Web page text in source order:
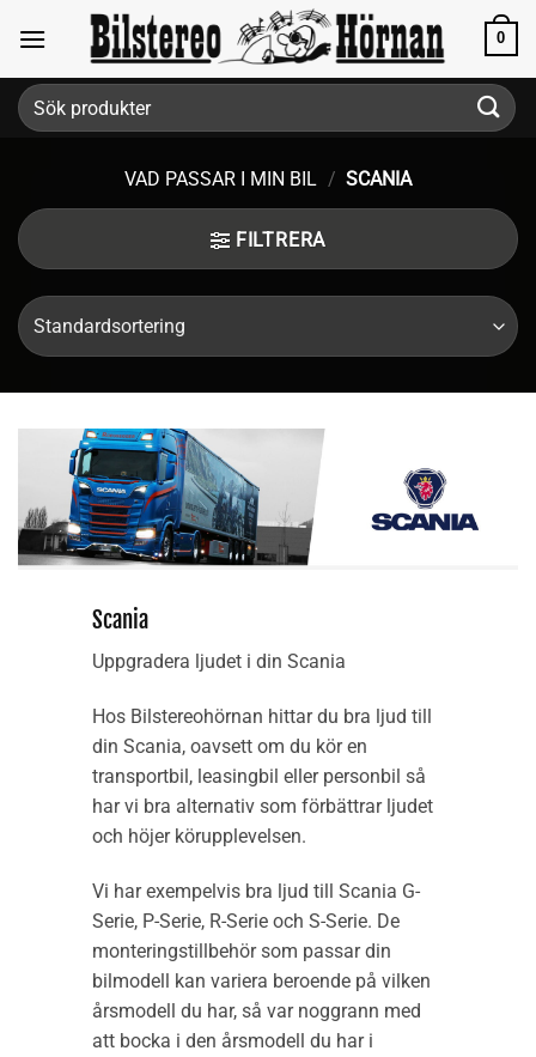
content
0
Sök
efter:
VAD PASSAR I MIN BIL / SCANIA
FILTRERA
Scania
Uppgradera ljudet i din Scania
Hos Bilstereohörnan hittar du bra ljud till
din Scania, oavsett om du kör en
transportbil, leasingbil eller personbil så
har vi bra alternativ som förbättrar ljudet
och höjer körupplevelsen.
Vi har exempelvis bra ljud till Scania G-
Serie, P-Serie, R-Serie och S-Serie. De
monteringstillbehör som passar din
bilmodell kan variera beroende på vilken
årsmodell du har, så var noggrann med
att bocka i den årsmodell du har i